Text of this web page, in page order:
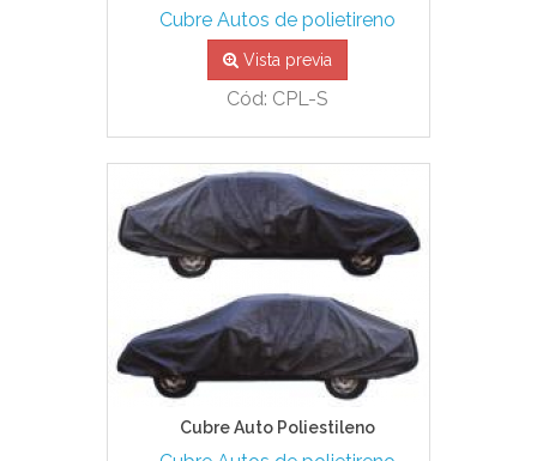
Cubre Autos de polietireno
Vista previa
Cód: CPL-S
Cubre Auto Poliestileno